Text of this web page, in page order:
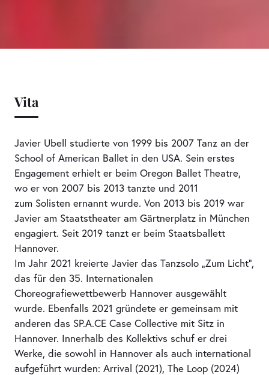
Vita
Javier Ubell studierte von 1999 bis 2007 Tanz an der
School of American Ballet in den USA. Sein erstes
Engagement erhielt er beim Oregon Ballet Theatre,
wo er von 2007 bis 2013 tanzte und 2011
zum Solisten ernannt wurde. Von 2013 bis 2019 war
Javier am Staatstheater am Gärtnerplatz in München
engagiert. Seit 2019 tanzt er beim Staatsballett
Hannover.
Im Jahr 2021 kreierte Javier das Tanzsolo „Zum Licht“,
das für den 35. Internationalen
Choreografiewettbewerb Hannover ausgewählt
wurde. Ebenfalls 2021 gründete er gemeinsam mit
anderen das SP.A.CE Case Collective mit Sitz in
Hannover. Innerhalb des Kollektivs schuf er drei
Werke, die sowohl in Hannover als auch international
aufgeführt wurden: Arrival (2021), The Loop (2024)